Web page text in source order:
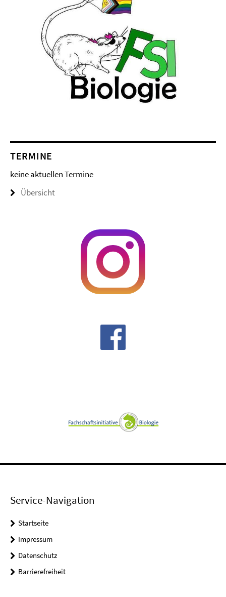
TERMINE
keine aktuellen Termine
Übersicht
Service-Navigation
Startseite
Impressum
Datenschutz
Barrierefreiheit